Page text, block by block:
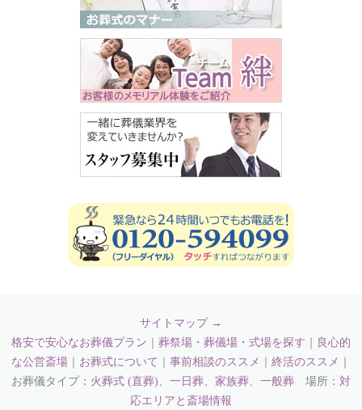
サイトマップ →
格安で安心なお葬儀プラン
葬祭場・葬儀場・式場を探す
良心的
な公営斎場
お葬式について 事前相談のススメ 終活のススメ
お葬儀タイプ： 火葬式 (直葬) 一日葬 家族葬 一般葬 場所： 対
応エリアと斎場情報